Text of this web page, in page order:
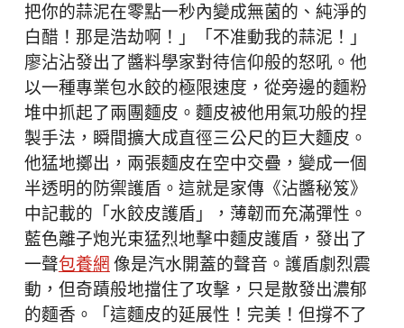
把你的蒜泥在零點一秒內變成無菌的、純淨的
白醋！那是浩劫啊！」「不准動我的蒜泥！」
廖沾沾發出了醬料學家對待信仰般的怒吼。他
以一種專業包水餃的極限速度，從旁邊的麵粉
堆中抓起了兩團麵皮。麵皮被他用氣功般的捏
製手法，瞬間擴大成直徑三公尺的巨大麵皮。
他猛地擲出，兩張麵皮在空中交疊，變成一個
半透明的防禦護盾。這就是家傳《沾醬秘笈》
中記載的「水餃皮護盾」，薄韌而充滿彈性。
藍色離子炮光束猛烈地擊中麵皮護盾，發出了
一聲包養網 像是汽水開蓋的聲音。護盾劇烈震
動，但奇蹟般地擋住了攻擊，只是散發出濃郁
的麵香。「這麵皮的延展性！完美！但撐不了